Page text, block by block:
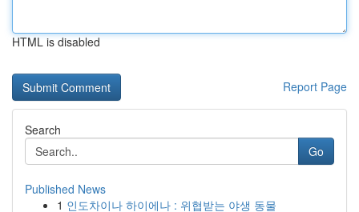
HTML is disabled
Report Page
Search
Go
Published News
1 인도차이나 하이에나 : 위협받는 야생 동물